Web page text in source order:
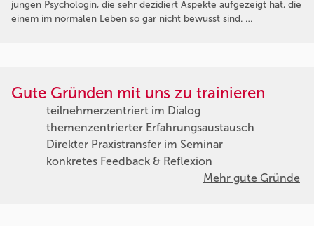
jungen Psychologin, die sehr dezidiert Aspekte aufgezeigt hat, die
einem im normalen Leben so gar nicht bewusst sind. …
Gute Gründen mit uns zu trainieren
teilnehmerzentriert im Dialog
themenzentrierter Erfahrungsaustausch
Direkter Praxistransfer im Seminar
konkretes Feedback & Reflexion
Mehr gute Gründe